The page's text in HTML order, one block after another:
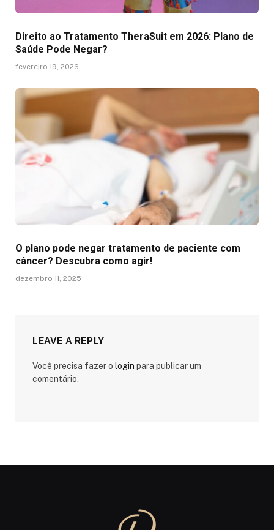
Direito ao Tratamento TheraSuit em 2026: Plano de
Saúde Pode Negar?
fevereiro 19, 2026
O plano pode negar tratamento de paciente com
câncer? Descubra como agir!
dezembro 11, 2025
LEAVE A REPLY
Você precisa fazer o login para publicar um
comentário.